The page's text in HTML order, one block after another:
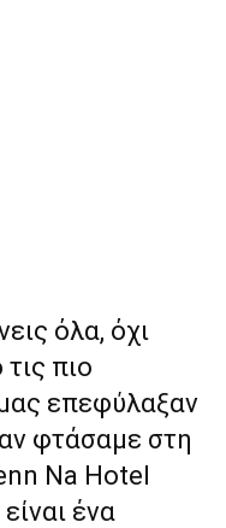
όλα, όχι
πιο
επεφύλαξαν
φτάσαμε στη
Na Hotel
ένα